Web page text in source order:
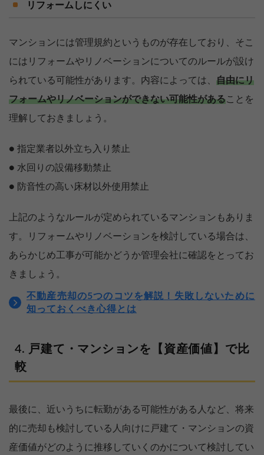
リフォームしにくい
マンションには管理規約というものが存在しており、そこ
にはリフォームやリノベーションについてのルールが設け
られている可能性があります。内容によっては、 自由にリ
フォームやリノベーションができない可能性があることを
理解しておきましょう。
● 指定業者以外立ち入り禁止
● 水回りの設備移動禁止
● 防音性の高い床材以外使用禁止
上記のようなルールが定められているマンションもありま
す。リフォームやリノベーションを検討している場合は、
あらかじめ工事が可能かどうか管理会社に確認をとってお
きましょう。
不動産売却の5つのコツを解説！失敗しないために
知っておくべき心得とは
戸建て・マンションを【資産価値】で比
較
最後に、近いうちに転勤がある可能性がある人など、将来
的に売却も検討している人向けに戸建て・マンションの資
産価値がどのように推移していくのかについて検討してい